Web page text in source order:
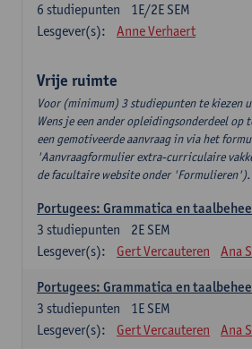
1E/2E SEM
6 studiepunten
Lesgever(s):
Anne Verhaert
Vrije ruimte
Voor (minimum) 3 studiepunten te kiezen
Wens je een ander opleidingsonderdeel op
een gemotiveerde aanvraag in via het
'Aanvraagformulier extra-curriculaire
de facultaire website onder 'Formulieren').
Portugees: Grammatica en
2E SEM
3 studiepunten
Lesgever(s):
Gert Vercauteren Ana
Portugees: Grammatica en
1E SEM
3 studiepunten
Lesgever(s):
Gert Vercauteren Ana